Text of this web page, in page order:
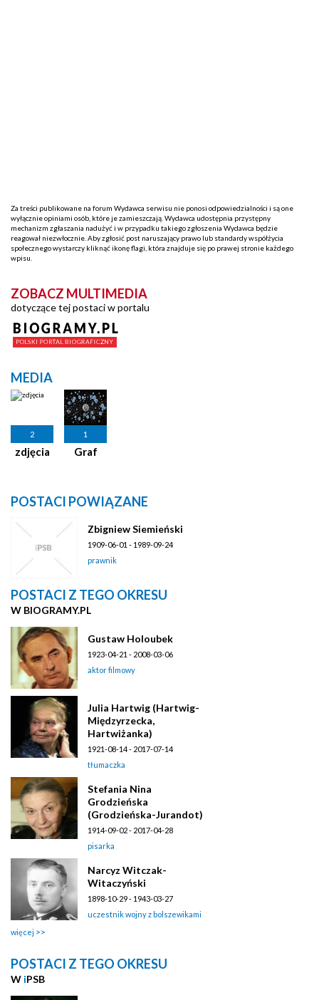
Za treści publikowane na forum Wydawca serwisu nie ponosi odpowiedzialności i są one
wyłącznie opiniami osób, które je zamieszczają. Wydawca udostępnia przystępny
mechanizm zgłaszania nadużyć i w przypadku takiego zgłoszenia Wydawca będzie
reagował niezwłocznie. Aby zgłosić post naruszający prawo lub standardy współżycia
społecznego wystarczy kliknąć ikonę flagi, która znajduje się po prawej stronie każdego
wpisu.
ZOBACZ MULTIMEDIA
dotyczące tej postaci w portalu
MEDIA
2
zdjęcia
1
Graf
POSTACI POWIĄZANE
Zbigniew Siemieński
1909-06-01 - 1989-09-24
prawnik
POSTACI Z TEGO OKRESU
W BIOGRAMY.PL
Gustaw Holoubek
1923-04-21 - 2008-03-06
aktor filmowy
Julia Hartwig (Hartwig-
Międzyrzecka,
Hartwiżanka)
1921-08-14 - 2017-07-14
tłumaczka
Stefania Nina
Grodzieńska
(Grodzieńska-Jurandot)
1914-09-02 - 2017-04-28
pisarka
Narcyz Witczak-
Witaczyński
1898-10-29 - 1943-03-27
uczestnik wojny z bolszewikami
więcej
POSTACI Z TEGO OKRESU
W iPSB